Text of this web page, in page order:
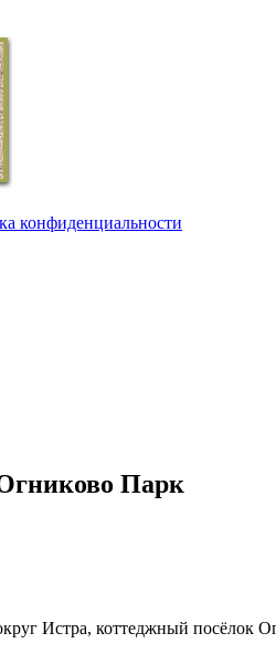
конфиденциальности
Парк
Истра, коттеджный посёлок